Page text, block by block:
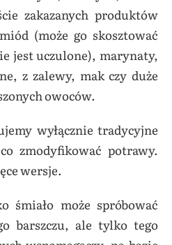
zakazanych produktów
(może go skosztować
jest uczulone), marynaty,
z zalewy, mak czy duże
owoców.
wyłącznie tradycyjne
zmodyfikować potrawy.
wersje.
śmiało może spróbować
barszczu, ale tylko tego